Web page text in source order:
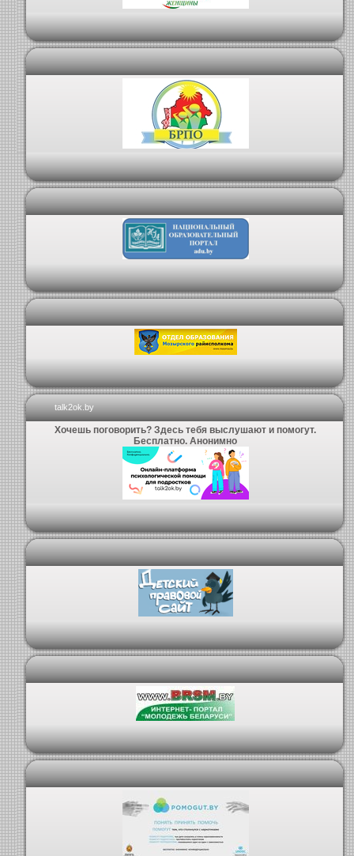
talk2ok.by
Хочешь поговорить? Здесь тебя выслушают и помогут.
Бесплатно. Анонимно